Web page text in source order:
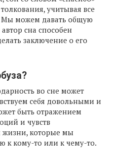
учитывая все
Мы можем давать общую
сна способен
заключение о его
во сне может
себя довольными и
быть отражением
и чувств
жизни, которые мы
кому-то или к чему-то.